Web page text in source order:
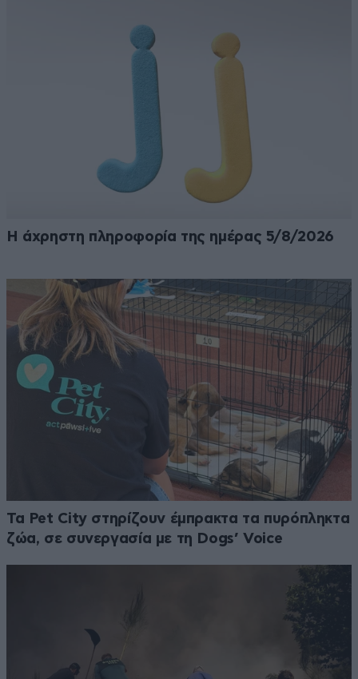
Η άχρηστη πληροφορία της ημέρας 5/8/2026
Τα Pet City στηρίζουν έμπρακτα τα πυρόπληκτα
ζώα, σε συνεργασία με τη Dogs’ Voice